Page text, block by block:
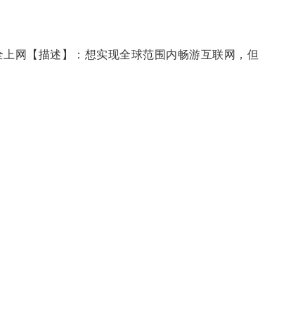
网【描述】：想实现全球范围内畅游互联网，但